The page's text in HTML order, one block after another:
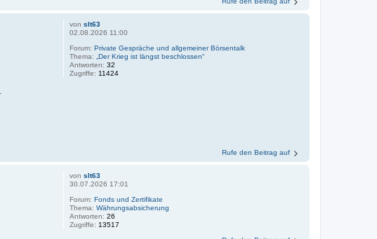
vonslt63
02.08.2026 11:00
Forum:Private Gespräche und allgemeiner Börsentalk
Thema:
„Der Krieg ist längst beschlossen“
Antworten:32
Zugriffe: 11424
Rufe den Beitrag auf
vonslt63
30.07.2026 17:01
Forum:Fonds und Zertifikate
Thema:Währungsabsicherung
Antworten:26
Zugriffe: 13517